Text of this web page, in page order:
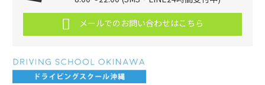
メールでのお問い合わせはこちら